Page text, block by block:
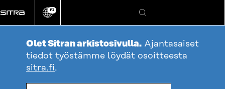
suoraan
sisältöön
Vaihda
kieli
FI
Hae
Olet Sitran arkistosivulla. Ajantasaiset
tiedot työstämme löydät osoitteesta
sitra.fi.